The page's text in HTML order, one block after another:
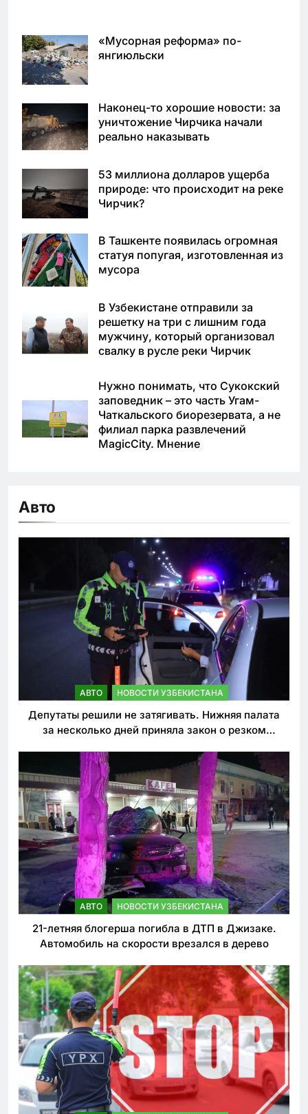
«Мусорная реформа» по-
янгиюльски
Наконец-то хорошие новости: за
уничтожение Чирчика начали
реально наказывать
53 миллиона долларов ущерба
природе: что происходит на реке
Чирчик?
В Ташкенте появилась огромная
статуя попугая, изготовленная из
мусора
В Узбекистане отправили за
решетку на три с лишним года
мужчину, который организовал
свалку в русле реки Чирчик
Нужно понимать, что Сукокский
заповедник – это часть Угам-
Чаткальского биорезервата, а не
филиал парка развлечений
MagicCity. Мнение
Авто
АВТО НОВОСТИ УЗБЕКИСТАНА
Депутаты решили не затягивать. Нижняя палата
за несколько дней приняла закон о резком
АВТО НОВОСТИ УЗБЕКИСТАНА
21-летняя блогерша погибла в ДТП в Джизаке.
Автомобиль на скорости врезался в дерево